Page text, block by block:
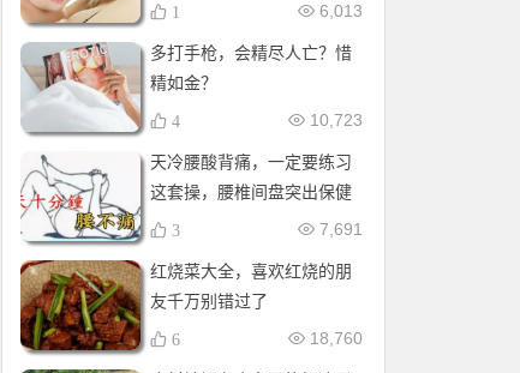
6,013
1
多打手枪，会精尽人亡？惜
精如金？
10,723
4
天冷腰酸背痛，一定要练习
这套操，腰椎间盘突出保健
操，全套收好！每天十分钟
7,691
3
红烧菜大全，喜欢红烧的朋
友千万别错过了
18,760
6